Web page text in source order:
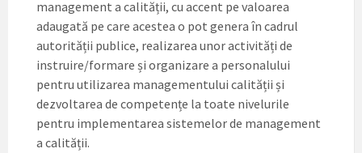
management a calității, cu accent pe valoarea
adaugată pe care acestea o pot genera în cadrul
autorității publice, realizarea unor activități de
instruire/formare și organizare a personalului
pentru utilizarea managementului calității și
dezvoltarea de competențe la toate nivelurile
pentru implementarea sistemelor de management
a calității.